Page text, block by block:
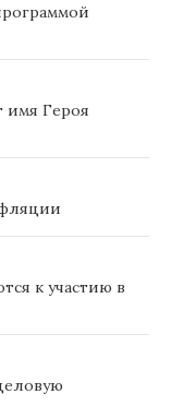
имя Героя
к участию в